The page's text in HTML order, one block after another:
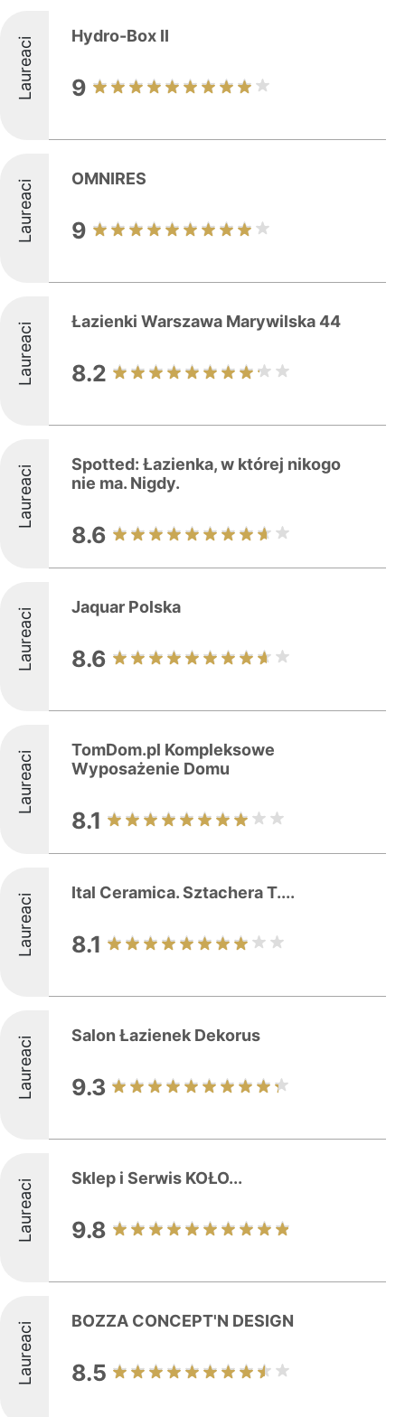
Laureaci Hydro-Box II
9
Laureaci OMNIRES
9
Laureaci Łazienki Warszawa Marywilska 44
8.2
Laureaci
Spotted: Łazienka, w której nikogo
nie ma. Nigdy.
8.6
Laureaci Jaquar Polska
8.6
Laureaci
TomDom.pl Kompleksowe
Wyposażenie Domu
8.1
Laureaci Ital Ceramica. Sztachera T....
8.1
Laureaci Salon Łazienek Dekorus
9.3
Laureaci Sklep i Serwis KOŁO...
9.8
Laureaci BOZZA CONCEPT'N DESIGN
8.5